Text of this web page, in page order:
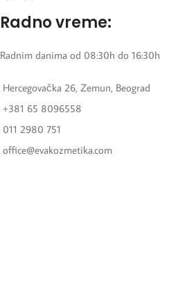
Radno vreme:
Radnim danima od 08:30h do 16:30h
Hercegovačka 26, Zemun, Beograd
+381 65 8096558
011 2980 751
office@evakozmetika.com